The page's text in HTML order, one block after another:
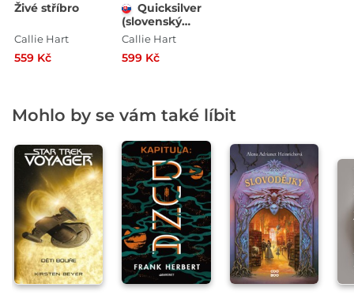
Živé stříbro
Callie Hart
559 Kč
Quicksilver
(slovenský
jazyk)
Callie Hart
599 Kč
Mohlo by se vám také líbit